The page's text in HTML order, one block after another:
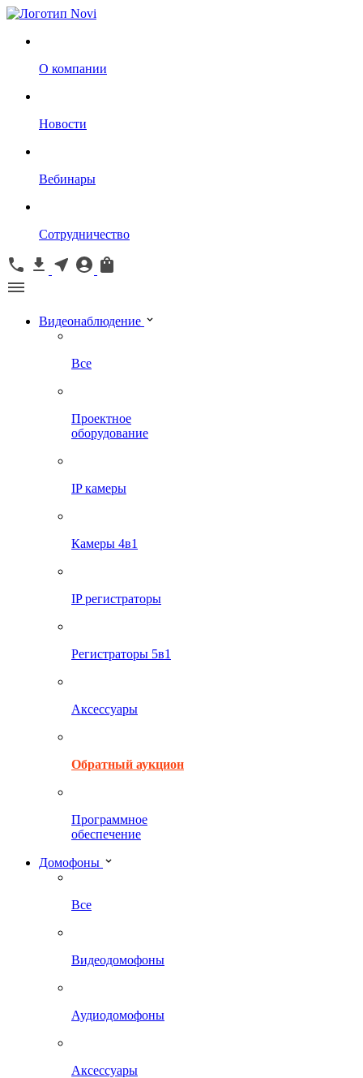
О компании
Новости
Вебинары
Сотрудничество
Видеонаблюдение
Все
Проектное
оборудование
IP камеры
Камеры 4в1
IP регистраторы
Регистраторы 5в1
Аксессуары
Обратный аукцион
Программное
обеспечение
Домофоны
Все
Видеодомофоны
Аудиодомофоны
Аксессуары